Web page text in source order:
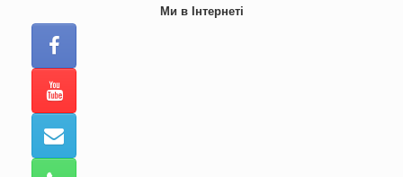
Ми в Інтернеті